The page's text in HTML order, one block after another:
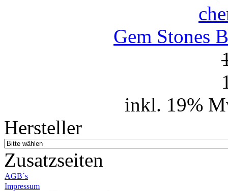
Gem Stones
inkl. 19%
Hersteller
Zusatzseiten
AGB´s
Impressum